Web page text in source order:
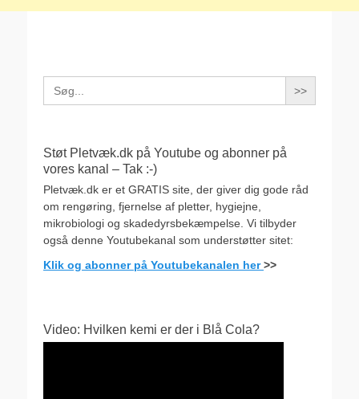
Search
for:
Støt Pletvæk.dk på Youtube og abonner på
vores kanal – Tak :-)
Pletvæk.dk er et GRATIS site, der giver dig gode råd
om rengøring, fjernelse af pletter, hygiejne,
mikrobiologi og skadedyrsbekæmpelse. Vi tilbyder
også denne Youtubekanal som understøtter sitet:
Klik og abonner på Youtubekanalen her>>
Video: Hvilken kemi er der i Blå Cola?